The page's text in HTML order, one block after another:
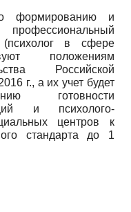
формированию и
(психолог в сфере
положениям
Российской
г., а их учет будет
готовности
и психолого-
центров к
стандарта до 1